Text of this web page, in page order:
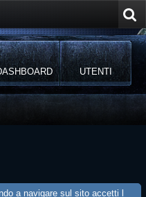
UTENTI
a navigare sul sito accetti l